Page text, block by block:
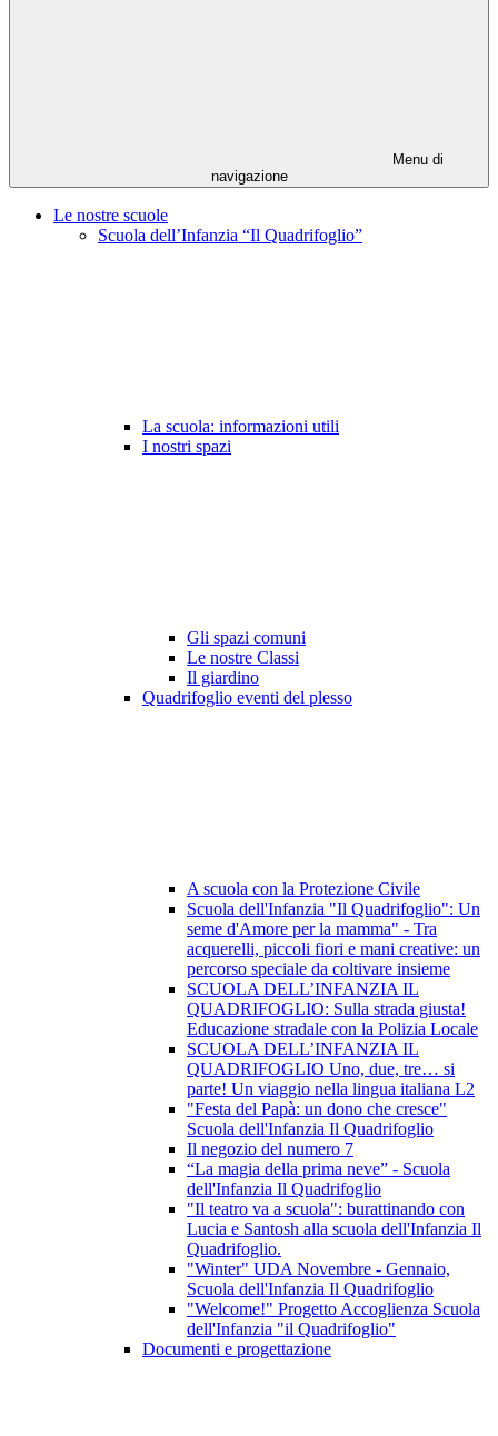
Menu di
navigazione
Le nostre scuole
Scuola dell’Infanzia “Il Quadrifoglio”
La scuola: informazioni utili
I nostri spazi
Gli spazi comuni
Le nostre Classi
Il giardino
Quadrifoglio eventi del plesso
A scuola con la Protezione Civile
Scuola dell'Infanzia "Il Quadrifoglio": Un
seme d'Amore per la mamma" - Tra
acquerelli, piccoli fiori e mani creative: un
percorso speciale da coltivare insieme
SCUOLA DELL’INFANZIA IL
QUADRIFOGLIO: Sulla strada giusta!
Educazione stradale con la Polizia Locale
SCUOLA DELL’INFANZIA IL
QUADRIFOGLIO Uno, due, tre… si
parte! Un viaggio nella lingua italiana L2
"Festa del Papà: un dono che cresce"
Scuola dell'Infanzia Il Quadrifoglio
Il negozio del numero 7
“La magia della prima neve” - Scuola
dell'Infanzia Il Quadrifoglio
"Il teatro va a scuola": burattinando con
Lucia e Santosh alla scuola dell'Infanzia Il
Quadrifoglio.
"Winter" UDA Novembre - Gennaio,
Scuola dell'Infanzia Il Quadrifoglio
"Welcome!" Progetto Accoglienza Scuola
dell'Infanzia "il Quadrifoglio"
Documenti e progettazione